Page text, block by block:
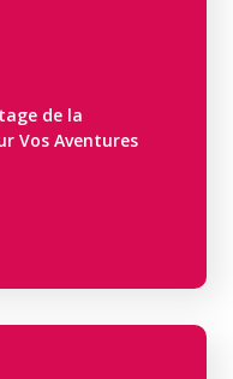
de la
Vos Aventures